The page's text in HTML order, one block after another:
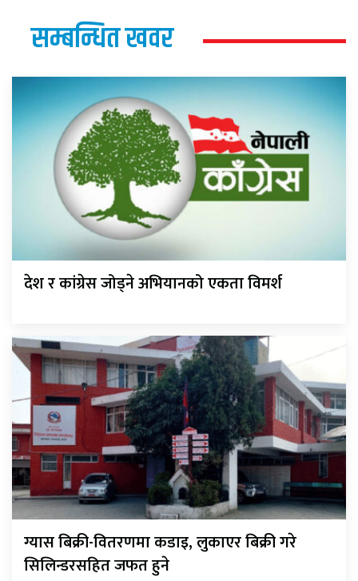
सम्बन्धित खवर
देश र कांग्रेस जोड्ने अभियानको एकता विमर्श
ग्यास बिक्री-वितरणमा कडाइ, लुकाएर बिक्री गरे
सिलिन्डरसहित जफत हुने